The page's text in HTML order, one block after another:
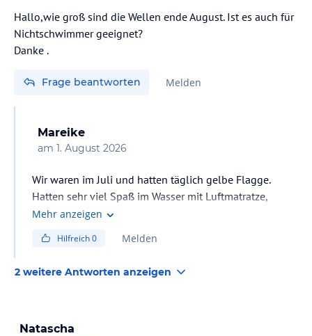
Hallo,wie groß sind die Wellen ende August. Ist es auch für
Nichtschwimmer geeignet?
Danke .
Frage beantworten Melden
Mareike
am 1. August 2026
Wir waren im Juli und hatten täglich gelbe Flagge.
Hatten sehr viel Spaß im Wasser mit Luftmatratze,
Wellen und Schnorchel.
Mehr anzeigen
Hilfreich0 Melden
2 weitere Antworten anzeigen
Natascha